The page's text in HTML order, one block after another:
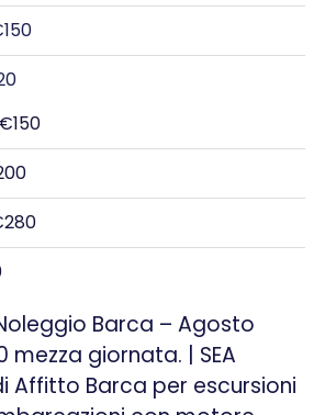
€150
Barca – Agosto
mezza giornata. | SEA
Affitto Barca per escursioni